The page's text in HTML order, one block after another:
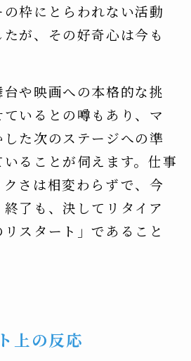
枠にとらわれない活動
が、その好奇心は今も
や映画への本格的な挑
いるとの噂もあり、マ
た次のステージへの準
ることが伺えます。仕事
さは相変わらずで、今
了も、決してリタイア
スタート」であること
上の反応